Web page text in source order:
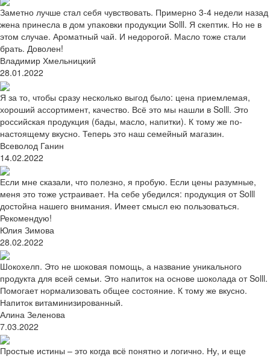
Заметно лучше стал себя чувствовать. Примерно 3-4 недели назад
жена принесла в дом упаковки продукции Solll. Я скептик. Но не в
этом случае. Ароматный чай. И недорогой. Масло тоже стали
брать. Доволен!
Владимир Хмельницкий
28.01.2022
Я за то, чтобы сразу несколько выгод было: цена приемлемая,
хороший ассортимент, качество. Всё это мы нашли в Solll. Это
российская продукция (бады, масло, напитки). К тому же по-
настоящему вкусно. Теперь это наш семейный магазин.
Всеволод Ганин
14.02.2022
Если мне сказали, что полезно, я пробую. Если цены разумные,
меня это тоже устраивает. На себе убедился: продукция от Solll
достойна нашего внимания. Имеет смысл ею пользоваться.
Рекомендую!
Юлия Зимова
28.02.2022
Шокохелп. Это не шоковая помощь, а название уникального
продукта для всей семьи. Это напиток на основе шоколада от Solll.
Помогает нормализовать общее состояние. К тому же вкусно.
Напиток витаминизированный.
Алина Зеленова
7.03.2022
Простые истины – это когда всё понятно и логично. Ну, и еще